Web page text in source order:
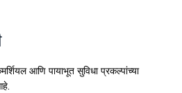
आणि पायाभूत सुविधा प्रकल्पांच्या